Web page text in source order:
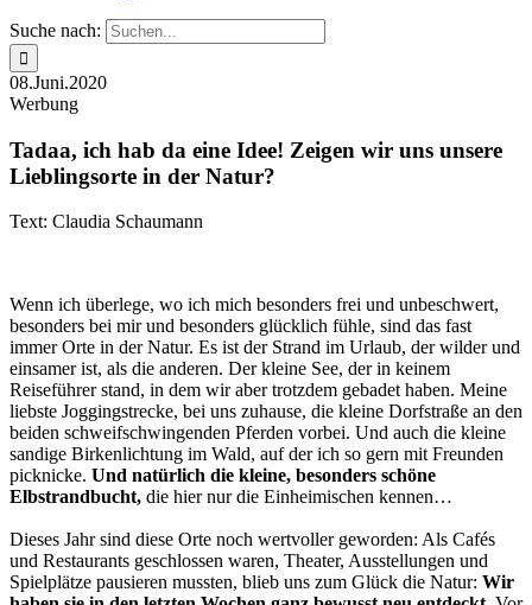
Suche nach:
08.Juni.2020
Werbung
Tadaa, ich hab da eine Idee! Zeigen wir uns unsere
Lieblingsorte in der Natur?
Text: Claudia Schaumann
Wenn ich überlege, wo ich mich besonders frei und unbeschwert,
besonders bei mir und besonders glücklich fühle, sind das fast
immer Orte in der Natur. Es ist der Strand im Urlaub, der wilder und
einsamer ist, als die anderen. Der kleine See, der in keinem
Reiseführer stand, in dem wir aber trotzdem gebadet haben. Meine
liebste Joggingstrecke, bei uns zuhause, die kleine Dorfstraße an den
beiden schweifschwingenden Pferden vorbei. Und auch die kleine
sandige Birkenlichtung im Wald, auf der ich so gern mit Freunden
picknicke. Und natürlich die kleine, besonders schöne
Elbstrandbucht, die hier nur die Einheimischen kennen…
Dieses Jahr sind diese Orte noch wertvoller geworden: Als Cafés
und Restaurants geschlossen waren, Theater, Ausstellungen und
Spielplätze pausieren mussten, blieb uns zum Glück die Natur: Wir